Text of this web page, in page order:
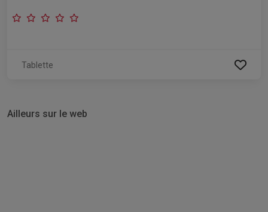
Tablette
Ailleurs sur le web